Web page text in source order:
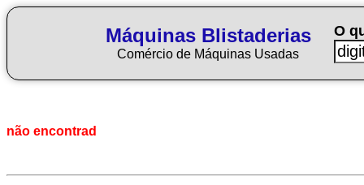
Máquinas Blistaderias
Comércio de Máquinas Usadas
O
não encontrad